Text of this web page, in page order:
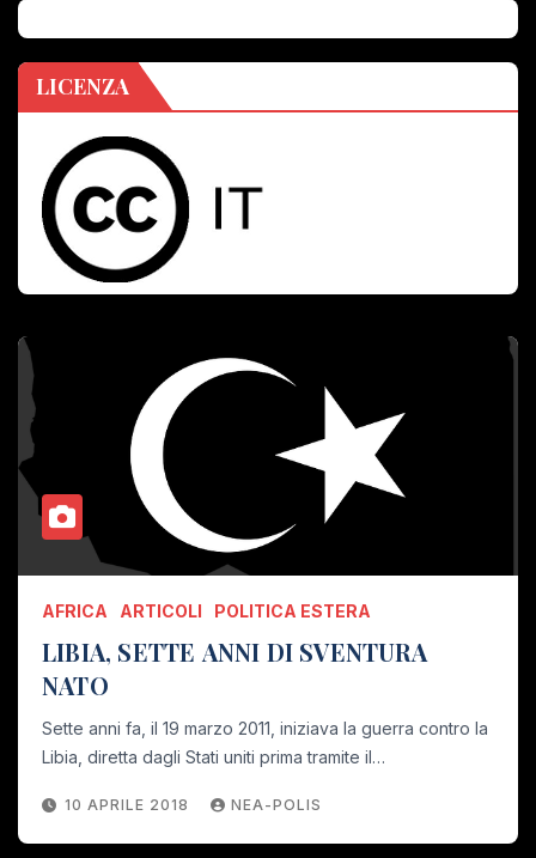
LICENZA
AFRICA ARTICOLI POLITICA ESTERA
LIBIA, SETTE ANNI DI SVENTURA
NATO
Sette anni fa, il 19 marzo 2011, iniziava la guerra contro la
Libia, diretta dagli Stati uniti prima tramite il…
10 APRILE 2018 NEA-POLIS